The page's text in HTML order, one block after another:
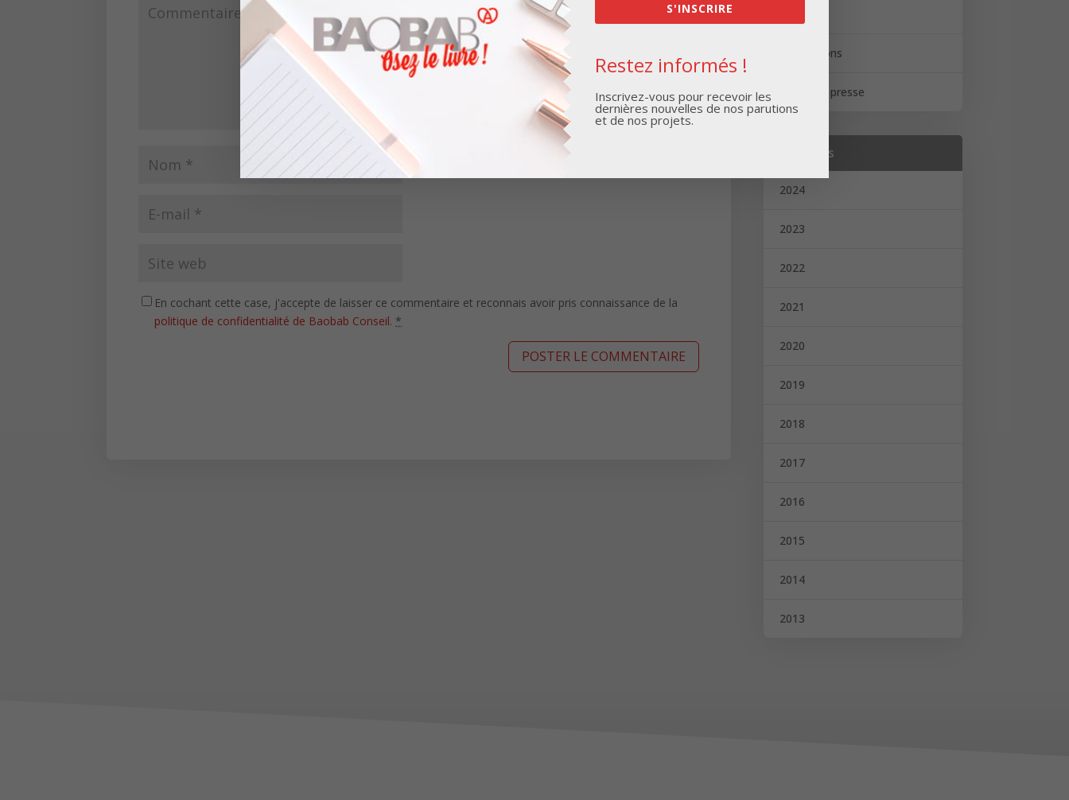
En cochant cette case, j'accepte de laisser ce commentaire et reconnais avoir pris connaissance de la
politique de confidentialité de Baobab Conseil. *
Réalisations
Revue de presse
Archives
2024
2023
2022
2021
2020
2019
2018
2017
2016
2015
2014
2013
S'INSCRIRE
Restez informés !
Inscrivez-vous pour recevoir les
dernières nouvelles de nos parutions
et de nos projets.